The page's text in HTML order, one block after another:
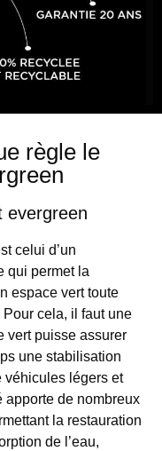
règle le
evergreen
celui d’un
qui permet la
espace vert toute
cela, il faut une
vert puisse assurer
une stabilisation
véhicules légers et
apporte de nombreux
la restauration
de l’eau,